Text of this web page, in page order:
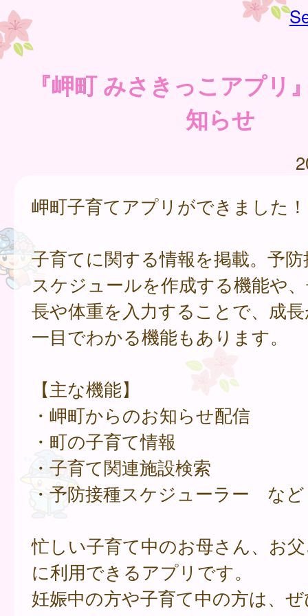
『岬町 みさきっこアプリ
知らせ
岬町子育てアプリができました！
子育てに関する情報を掲載。予
スケジュールを作成する機能や
長や体重を入力することで、成
一目でわかる機能もあります。
【主な機能】
・岬町からのお知らせ配信
・町の子育て情報
・子育て関連施設検索
・予防接種スケジューラー など
忙しい子育て中のお母さん、お
に利用できるアプリです。
妊娠中の方や子育て中の方は、